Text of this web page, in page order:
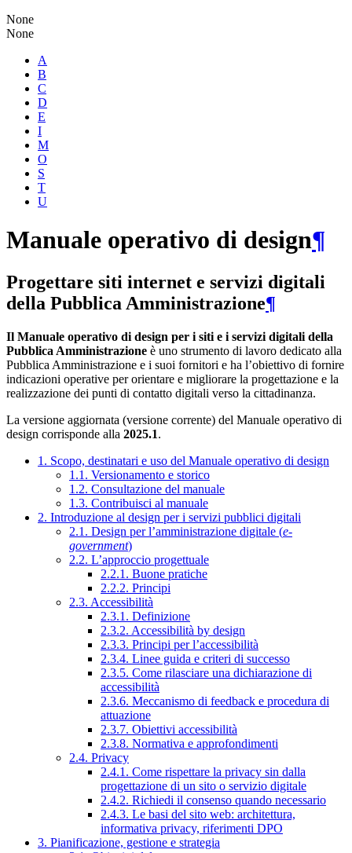
None
None
A
B
C
D
E
I
M
O
S
T
U
Manuale operativo di design¶
Progettare siti internet e servizi digitali
della Pubblica Amministrazione¶
Il Manuale operativo di design per i siti e i servizi digitali della
Pubblica Amministrazione è uno strumento di lavoro dedicato alla
Pubblica Amministrazione e i suoi fornitori e ha l’obiettivo di fornire
indicazioni operative per orientare e migliorare la progettazione e la
realizzazione dei punti di contatto digitali verso la cittadinanza.
La versione aggiornata (versione corrente) del Manuale operativo di
design corrisponde alla 2025.1.
1. Scopo, destinatari e uso del Manuale operativo di design
1.1. Versionamento e storico
1.2. Consultazione del manuale
1.3. Contribuisci al manuale
2. Introduzione al design per i servizi pubblici digitali
2.1. Design per l’amministrazione digitale (e-
government)
2.2. L’approccio progettuale
2.2.1. Buone pratiche
2.2.2. Principi
2.3. Accessibilità
2.3.1. Definizione
2.3.2. Accessibilità by design
2.3.3. Principi per l’accessibilità
2.3.4. Linee guida e criteri di successo
2.3.5. Come rilasciare una dichiarazione di
accessibilità
2.3.6. Meccanismo di feedback e procedura di
attuazione
2.3.7. Obiettivi accessibilità
2.3.8. Normativa e approfondimenti
2.4. Privacy
2.4.1. Come rispettare la privacy sin dalla
progettazione di un sito o servizio digitale
2.4.2. Richiedi il consenso quando necessario
2.4.3. Le basi del sito web: architettura,
informativa privacy, riferimenti DPO
3. Pianificazione, gestione e strategia